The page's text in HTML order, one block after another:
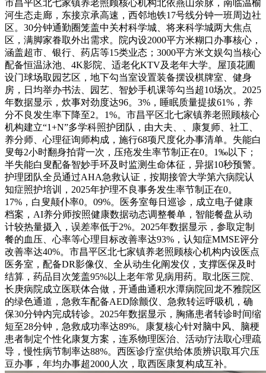
市昌平区北七家镇养老照顾核心机构北依燕山余脉，南临温榆
河生态走廊，东接京承高速，西邻地铁17号线分钟一班周边社
区。30分钟通勤圈笼盖中关村科学城、将来科学城两大焦点
区，满脚家眷取外出需求。院内设2000平方米糊口办事核心，
涵盖超市、银行、药店等15类业态；3000平方米文娱勾当核心
配备恒温泳池、4K影院、适老化KTV及老年大学。屋顶花圃
设门球场取园艺区，地下勾当室设置装备摆设棋牌室、健身
房，日均举办书法、园艺、智妙手机课等勾当超10场次。2025
年数据显示，炊事对劲度达96。3%，睡眠质量提拔61%，养
分不良发生率下降至2。1%。市昌平区北七家镇养老照顾核心
机构建立“1+N”多学科照护团队，由大夫、、康复师、社工、
养分师、心理征询师构成，施行68项尺度化办事清单。失能白
叟每2小时翻身拍背一次，压疮发生率节制正在0。1‰以下；
半失能白叟配备智妙手环及时监测生命体征，异据10秒预警。
护理团队全员通过AHA急救认证，按期接管大学第六病院认
知症照护培训，2025年护理不良事务发生率节制正在0。
17%，白叟颠仆率0。09%。医务室每日巡诊，成立电子健康
档案，AI养分师按照健康数据动态调整餐单，智能餐盘从动
计较热量摄入，误差率低于2%。2025年数据显示，参取定制
餐的血压、心率等心理目标改善率达93%，认知症MMSE评分
改善率达40%。市昌平区北七家镇养老照顾核心机构内设医点
医务室，配备DR影像仪、全从动生化阐发仪，支撑医保及时
结算，药品目次笼盖95%以上老年常见病用药。取北医三院、
长庚病院成立医联体合做，开通曲通积水潭病院回龙不雅院区
的绿色通道，急救车配备AED除颤仪、急救转运呼吸机，确
保30分钟内完成转诊。2025年数据显示，胸痛患者转诊时间缩
短至28分钟，急救成功率达89%。康复核心针对脑中风、脑梗
患者制定个性化康复方案，连系物理医治、活动疗法取心理疏
导，慢性病节制率达88%。西医诊疗室供给体质辨识取耳穴压
豆办事，年均办事超2000人次，取西医康复构成互补。